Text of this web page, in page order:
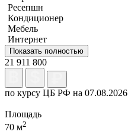
Ресепшн
Кондиционер
Мебель
Интернет
Показать полностью
21 911 800
по курсу ЦБ РФ на 07.08.2026
Площадь
70 м2